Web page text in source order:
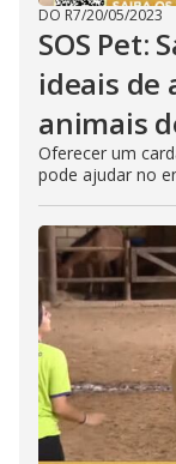
DO R7/20/05/2023
SOS Pet:
ideais de
animais
Oferecer um
pode ajudar no